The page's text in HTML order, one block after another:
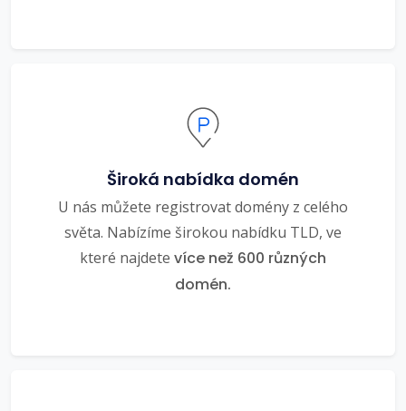
Široká nabídka domén
U nás můžete registrovat domény z celého
světa. Nabízíme širokou nabídku TLD, ve
které najdete více než 600 různých
domén.